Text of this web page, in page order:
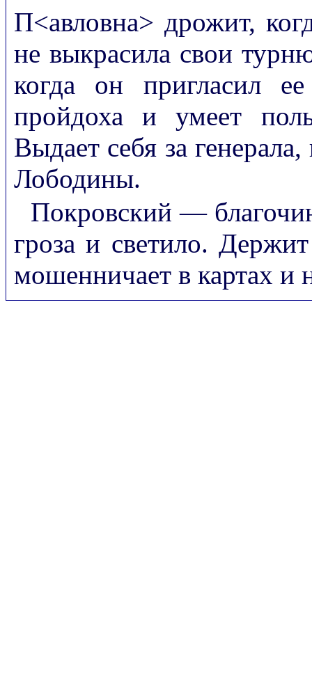
П<авловна> дрожит,
не выкрасила свои
когда он пригласил
пройдоха и умеет
Выдает себя за
Лободины.
Покровский —
гроза и светило.
мошенничает в картах и